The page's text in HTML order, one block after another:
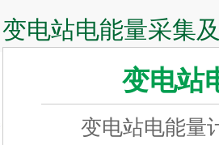
变电站电能量采集
变电站
变电站电能量计